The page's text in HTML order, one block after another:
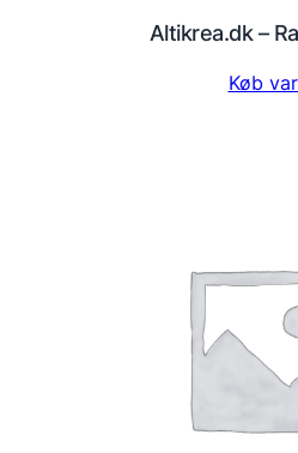
Altikrea.dk –
Køb